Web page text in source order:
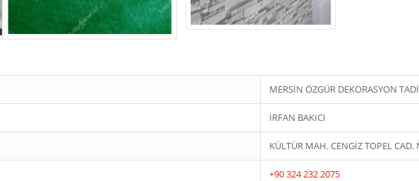
MERSİN ÖZGÜR DEKORASYON
İRFAN BAKICI
KÜLTÜR MAH. CENGİZ TOPEL
+90 324 232 2075